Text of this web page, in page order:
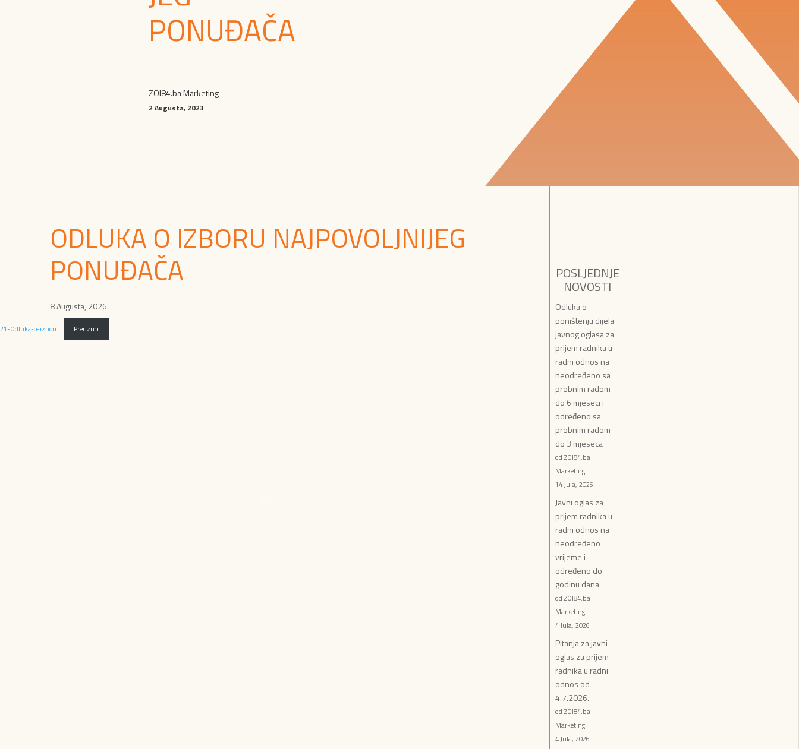
PONUĐAČA
ZOI84.ba Marketing
2 Augusta, 2023
ODLUKA O IZBORU NAJPOVOLJNIJEG
PONUĐAČA
8 Augusta, 2026
21-Odluka-o-izboru Preuzmi
POSLJEDNJE
NOVOSTI
Odluka o
poništenju dijela
javnog oglasa za
prijem radnika u
radni odnos na
neodređeno sa
probnim radom
do 6 mjeseci i
određeno sa
probnim radom
do 3 mjeseca
od ZOI84.ba
Marketing
14 Jula, 2026
Javni oglas za
prijem radnika u
radni odnos na
neodređeno
vrijeme i
određeno do
godinu dana
od ZOI84.ba
Marketing
4 Jula, 2026
Pitanja za javni
oglas za prijem
radnika u radni
odnos od
4.7.2026.
od ZOI84.ba
Marketing
4 Jula, 2026